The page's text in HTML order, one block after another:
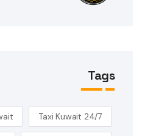
Tags
24/7 Taxi Kuwait